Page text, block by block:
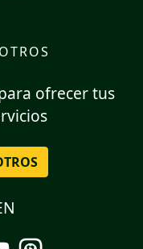
ofrecer tus